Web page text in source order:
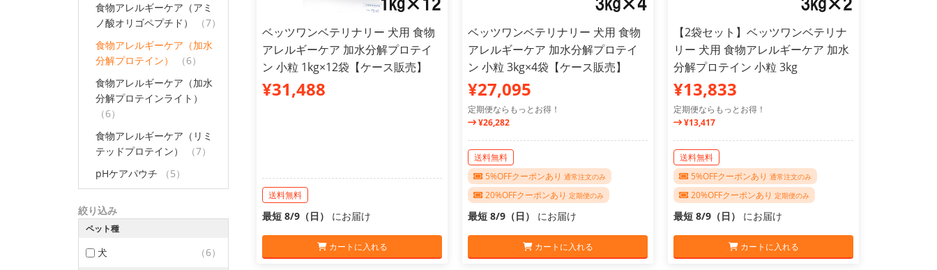
食物アレルギーケア（アミ
ノ酸オリゴペプチド）
（7）
食物アレルギーケア（加水
分解プロテイン）
（6）
食物アレルギーケア（加水
分解プロテインライト）
（6）
食物アレルギーケア（リミ
テッドプロテイン）
（7）
pHケアパウチ
（5）
絞り込み
ペット種
犬 （6）
ベッツワンベテリナリー 犬用 食物
アレルギーケア 加水分解プロテイ
ン 小粒 1kg×12袋【ケース販売】
¥31,488
送料無料
最短 8/9（日） にお届け
カートに入れる
ベッツワンベテリナリー 犬用 食物
アレルギーケア 加水分解プロテイ
ン 小粒 3kg×4袋【ケース販売】
¥27,095
定期便ならもっとお得！
¥26,282
送料無料
5%OFFクーポンあり 通常注文のみ
20%OFFクーポンあり 定期便のみ
最短 8/9（日） にお届け
カートに入れる
【2袋セット】ベッツワンベテリナ
リー 犬用 食物アレルギーケア 加水
分解プロテイン 小粒 3kg
¥13,833
定期便ならもっとお得！
¥13,417
送料無料
5%OFFクーポンあり 通常注文のみ
20%OFFクーポンあり 定期便のみ
最短 8/9（日） にお届け
カートに入れる